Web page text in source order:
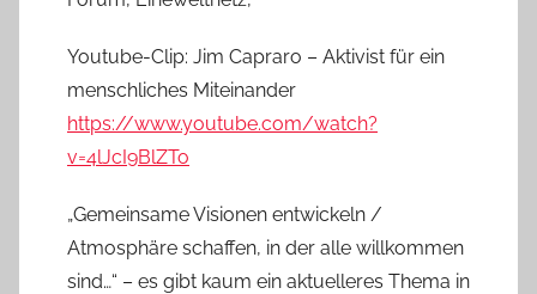
Youtube-Clip: Jim Capraro – Aktivist für ein
menschliches Miteinander
https://www.youtube.com/watch?
v=4lJcI9BlZTo
„Gemeinsame Visionen entwickeln /
Atmosphäre schaffen, in der alle willkommen
sind…“ – es gibt kaum ein aktuelleres Thema in